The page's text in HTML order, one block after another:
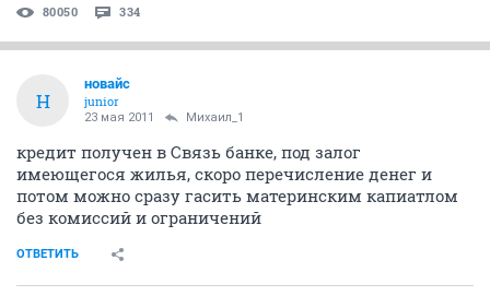
80050 334
Н
новайс
junior
23 мая 2011 Михаил_1
кредит получен в Связь банке, под залог
имеющегося жилья, скоро перечисление денег и
потом можно сразу гасить материнским капиатлом
без комиссий и ограничений
ОТВЕТИТЬ